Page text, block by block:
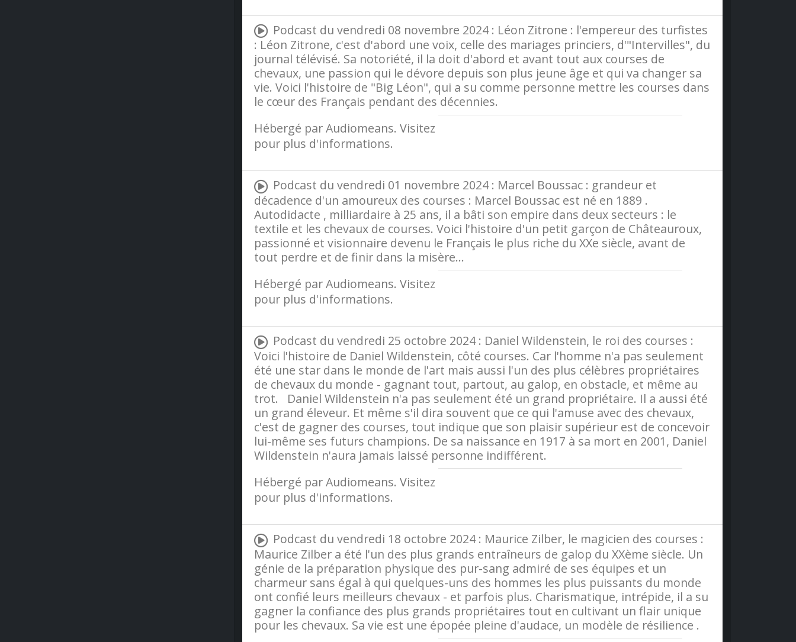
Podcast du vendredi 08 novembre 2024 : Léon Zitrone : l'empereur des turfistes
: Léon Zitrone, c'est d'abord une voix, celle des mariages princiers, d'"Intervilles", du
journal télévisé. Sa notoriété, il la doit d'abord et avant tout aux courses de
chevaux, une passion qui le dévore depuis son plus jeune âge et qui va changer sa
vie. Voici l'histoire de "Big Léon", qui a su comme personne mettre les courses dans
le cœur des Français pendant des décennies.
Hébergé par Audiomeans. Visitez
pour plus d'informations.
Podcast du vendredi 01 novembre 2024 : Marcel Boussac : grandeur et
décadence d'un amoureux des courses : Marcel Boussac est né en 1889 .
Autodidacte , milliardaire à 25 ans, il a bâti son empire dans deux secteurs : le
textile et les chevaux de courses. Voici l'histoire d'un petit garçon de Châteauroux,
passionné et visionnaire devenu le Français le plus riche du XXe siècle, avant de
tout perdre et de finir dans la misère...
Hébergé par Audiomeans. Visitez
pour plus d'informations.
Podcast du vendredi 25 octobre 2024 : Daniel Wildenstein, le roi des courses :
Voici l'histoire de Daniel Wildenstein, côté courses. Car l'homme n'a pas seulement
été une star dans le monde de l'art mais aussi l'un des plus célèbres propriétaires
de chevaux du monde - gagnant tout, partout, au galop, en obstacle, et même au
trot. Daniel Wildenstein n'a pas seulement été un grand propriétaire. Il a aussi été
un grand éleveur. Et même s'il dira souvent que ce qui l'amuse avec des chevaux,
c'est de gagner des courses, tout indique que son plaisir supérieur est de concevoir
lui-même ses futurs champions. De sa naissance en 1917 à sa mort en 2001, Daniel
Wildenstein n'aura jamais laissé personne indifférent.
Hébergé par Audiomeans. Visitez
pour plus d'informations.
Podcast du vendredi 18 octobre 2024 : Maurice Zilber, le magicien des courses :
Maurice Zilber a été l'un des plus grands entraîneurs de galop du XXème siècle. Un
génie de la préparation physique des pur-sang admiré de ses équipes et un
charmeur sans égal à qui quelques-uns des hommes les plus puissants du monde
ont confié leurs meilleurs chevaux - et parfois plus. Charismatique, intrépide, il a su
gagner la confiance des plus grands propriétaires tout en cultivant un flair unique
pour les chevaux. Sa vie est une épopée pleine d'audace, un modèle de résilience .